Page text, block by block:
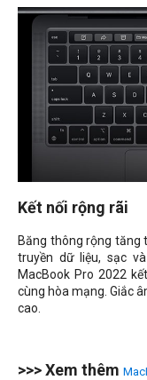
Kết nối rộng rãi
Băng thông rộng tăng
truyền dữ liệu, sạc
MacBook Pro 2022
cùng hòa mạng. Giắc
cao.
>>> Xem thêm